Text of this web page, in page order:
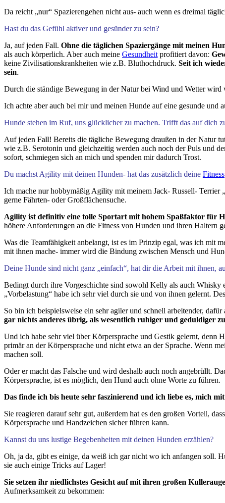
Da reicht „nur“ Spazierengehen nicht aus- auch wenn es dreimal
Hast du das Gefühl aktiver und gesünder zu sein?
Ja, auf jeden Fall. Ohne die täglichen Spaziergänge mit meinen
als auch körperlich. Aber auch meine Gesundheit profitiert davon:
keine Zivilisationskrankheiten wie z.B. Bluthochdruck. Seit ich
sein.
Durch die ständige Bewegung in der Natur bei Wind und Wetter wird
Ich achte aber auch bei mir und meinen Hunde auf eine gesunde
Hunde stehen im Ruf, uns glücklicher zu machen. Trifft das auf dich
Auf jeden Fall! Bereits die tägliche Bewegung draußen in der Natur
wie z.B. Serotonin und gleichzeitig werden auch noch der Puls und
sofort, schmiegen sich an mich und spenden mir dadurch Trost.
Du machst Agility mit deinen Hunden- hat das zusätzlich deine Fitness
Ich mache nur hobbymäßig Agility mit meinem Jack- Russell- Terrier
gerne Fährten- oder Großflächensuche.
Agility ist definitiv eine tolle Sportart mit hohem Spaßfaktor für
höhere Anforderungen an die Fitness von Hunden und ihren Haltern
Was die Teamfähigkeit anbelangt, ist es im Prinzip egal, was ich mit
mit ihnen mache- immer wird die Bindung zwischen Mensch und
Deine Hunde sind nicht ganz „einfach“, hat dir die Arbeit mit ihnen,
Bedingt durch ihre Vorgeschichte sind sowohl Kelly als auch Whisky
„Vorbelastung“ habe ich sehr viel durch sie und von ihnen gelernt.
So bin ich beispielsweise ein sehr agiler und schnell arbeitender,
gar nichts anderes übrig, als wesentlich ruhiger und geduldiger
Und ich habe sehr viel über Körpersprache und Gestik gelernt, denn
primär an der Körpersprache und nicht etwa an der Sprache. Wenn
machen soll.
Oder er macht das Falsche und wird deshalb auch noch angebrüllt.
Körpersprache, ist es möglich, den Hund auch ohne Worte zu führen.
Das finde ich bis heute sehr faszinierend und ich liebe es, mich
Sie reagieren darauf sehr gut, außerdem hat es den großen Vorteil,
Körpersprache und Handzeichen sicher führen kann.
Kannst du uns lustige Begebenheiten mit deinen Hunden erzählen?
Oh, ja da, gibt es einige, da weiß ich gar nicht wo ich anfangen soll.
sie auch einige Tricks auf Lager!
Sie setzen ihr niedlichstes Gesicht auf mit ihren großen
Aufmerksamkeit zu bekommen: